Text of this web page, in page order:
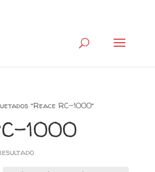
“Reace RC-1000”
1000